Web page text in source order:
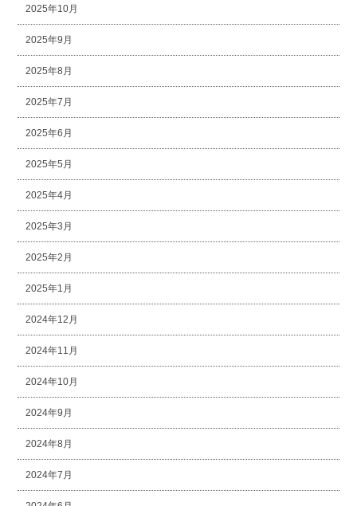
2025年10月
2025年9月
2025年8月
2025年7月
2025年6月
2025年5月
2025年4月
2025年3月
2025年2月
2025年1月
2024年12月
2024年11月
2024年10月
2024年9月
2024年8月
2024年7月